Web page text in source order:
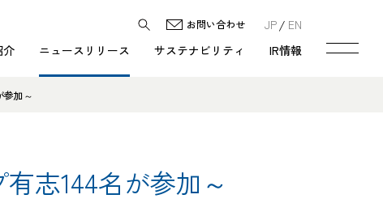
介 ニュースリリース サステナビリティ IR情報
お問い合わせ JP EN
参加～
志144名が参加～